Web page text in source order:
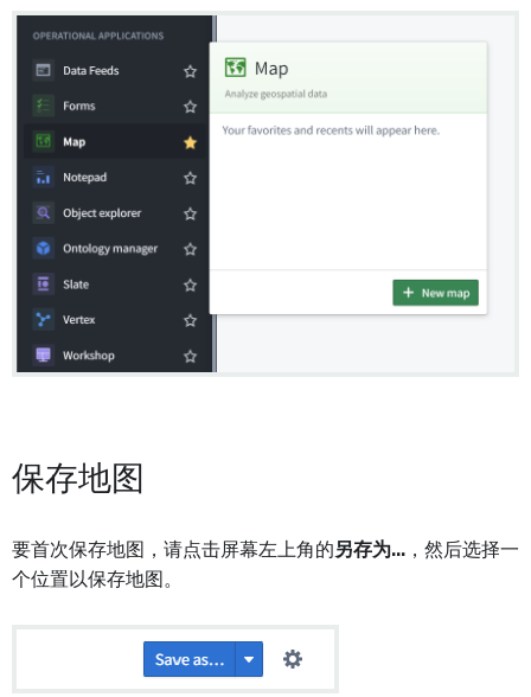
保存地图
要首次保存地图，请点击屏幕左上角的另存为... ，然后选择一
个位置以保存地图。